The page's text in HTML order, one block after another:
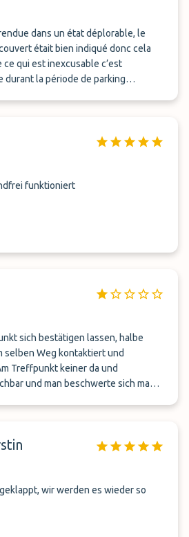
dans un état déplorable, le
était bien indiqué donc cela
qui est inexcusable c’est
durant la période de parking
funktioniert
sich bestätigen lassen, halbe
selben Weg kontaktiert und
keiner da und
und man beschwerte sich man
Sachverhalts Aufklärung
von seinem Mitarbeiter und
untaugliche Katastrophe die
organisiert wurde. Arme Mitarbeiter
wir werden es wieder so